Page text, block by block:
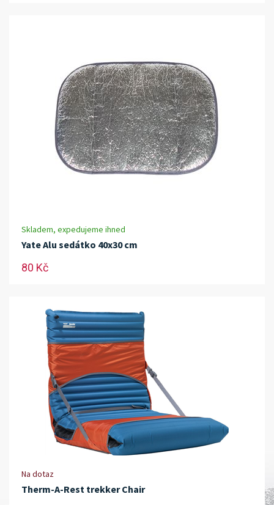
Skladem, expedujeme ihned
Yate Alu sedátko 40x30 cm
80 Kč
Na dotaz
Therm-A-Rest trekker Chair